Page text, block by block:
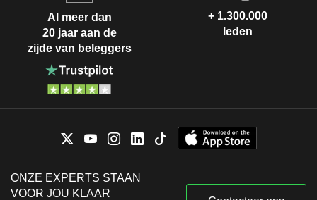
Al meer dan
20 jaar aan de
zijde van beleggers
+ 1.300.000
leden
ONZE EXPERTS STAAN
VOOR JOU KLAAR